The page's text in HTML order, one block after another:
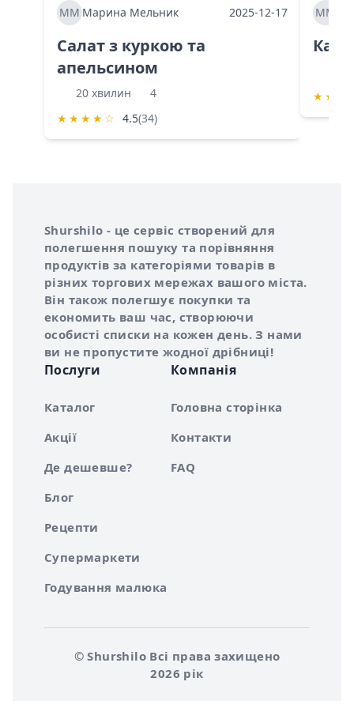
ММ Марина Мельник 2025-12-17
Салат з куркою та
апельсином
20 хвилин
4
★ ★ ★ ★ ☆ 4.5(34)
ММ
★ ★
Про сервіс Shurshilo
Shurshilo - це сервіс створений для
полегшення пошуку та порівняння
продуктів за категоріями товарів в
різних торгових мережах вашого міста.
Він також полегшує покупки та
економить ваш час, створюючи
особисті списки на кожен день. З нами
ви не пропустите жодної дрібниці!
Послуги
Каталог
Акції
Де дешевше?
Блог
Рецепти
Супермаркети
Годування малюка
Компанія
Головна сторінка
Контакти
FAQ
© Shurshilo Всі права захищено
2026 рік